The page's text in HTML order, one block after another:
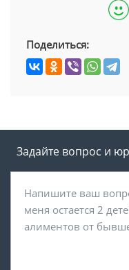
Поделиться:
Задайте вопрос и